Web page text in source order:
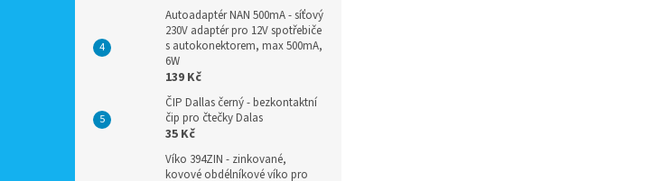
Autoadaptér NAN 500mA - síťový
230V adaptér pro 12V spotřebiče
s autokonektorem, max 500mA,
6W
139 Kč
ČIP Dallas černý - bezkontaktní
čip pro čtečky Dalas
35 Kč
Víko 394ZIN - zinkované,
kovové obdélníkové víko pro